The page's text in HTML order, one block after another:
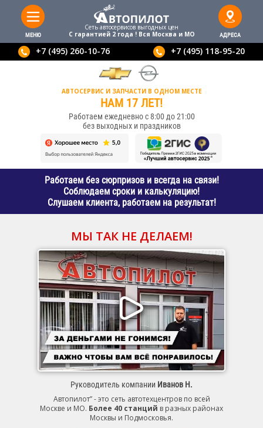
МЕНЮ
Сеть автосервисов выгодныx цен
С гарантией 2 года ! Вся Москва и МО
АДРЕСА
+7 (495) 260-10-76 +7 (495) 118-95-20
АВТОСЕРВИС И ЗАПЧАСТИ В ОДНОМ МЕСТЕ
НАМ 17 ЛЕТ!
Работаем ежедневно с 8:00 до 21:00
без выходных и праздников
Работаем без сюрпризов и всегда на связи!
Соблюдаем сроки и калькуляцию!
Слушаем клиента, работаем на результат!
МЫ ТАК НЕ ДЕЛАЕМ!
Руководитель компании Иванов Н.
Автопилот” - это сеть автотехцентров по всей
Москве и МО. Более 40 станций в разных районах
Москвы и Подмосковья.